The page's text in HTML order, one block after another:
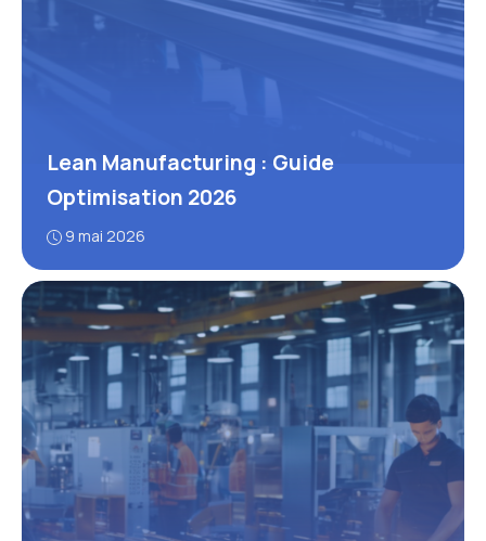
Lean Manufacturing : Guide
Optimisation 2026
9 mai 2026